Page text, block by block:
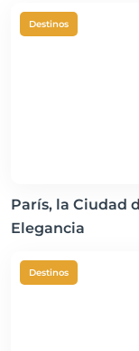
Destinos
París, la Ciudad
Elegancia
Destinos